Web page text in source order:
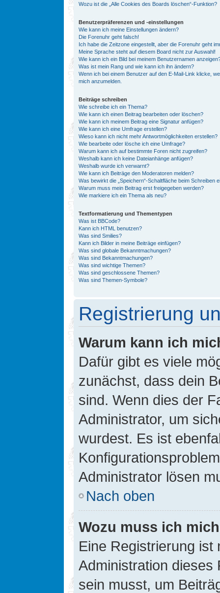
Wozu ist die „Alle Cookies des Boards löschen“-Funktion?
Benutzerpräferenzen und -einstellungen
Wie kann ich meine Einstellungen ändern?
Die Forenuhr geht falsch!
Ich habe die Zeitzone eingestellt, aber die Forenuhr geht
Meine Sprache steht auf diesem Board nicht zur Auswahl!
Wie kann ich ein Bild bei meinem Benutzernamen
Was ist mein Rang und wie kann ich ihn ändern?
Wenn ich bei einem Benutzer auf den E-Mail-Link klicke,
mich anzumelden.
Beiträge schreiben
Wie schreibe ich ein Thema?
Wie kann ich einen Beitrag bearbeiten oder löschen?
Wie kann ich meinem Beitrag eine Signatur anfügen?
Wie kann ich eine Umfrage erstellen?
Wieso kann ich nicht mehr Antwortmöglichkeiten erstellen?
Wie bearbeite oder lösche ich eine Umfrage?
Warum kann ich auf bestimmte Foren nicht zugreifen?
Weshalb kann ich keine Dateianhänge anfügen?
Weshalb wurde ich verwarnt?
Wie kann ich Beiträge den Moderatoren melden?
Was bewirkt die „Speichern“-Schaltfläche beim Schreiben
Warum muss mein Beitrag erst freigegeben werden?
Wie markiere ich ein Thema als neu?
Textformatierung und Thementypen
Was ist BBCode?
Kann ich HTML benutzen?
Was sind Smilies?
Kann ich Bilder in meine Beiträge einfügen?
Was sind globale Bekanntmachungen?
Was sind Bekanntmachungen?
Was sind wichtige Themen?
Was sind geschlossene Themen?
Was sind Themen-Symbole?
Registrierung
Warum kann ich
Dafür gibt es viele
zunächst, dass dein
sind. Wenn dies der
Administrator, um
wurdest. Es ist
Administrator lösen
Nach oben
Wozu muss ich
Eine Registrierung ist
Administration dieses
sein musst, um